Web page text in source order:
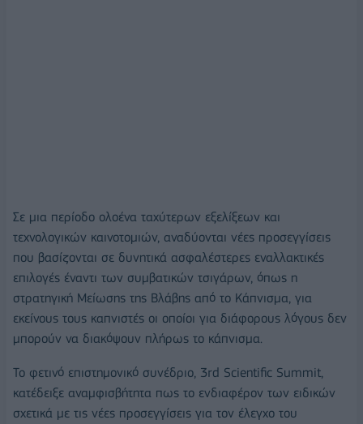
Σε μια περίοδο ολοένα ταχύτερων εξελίξεων και
τεχνολογικών καινοτομιών, αναδύονται νέες προσεγγίσεις
που βασίζονται σε δυνητικά ασφαλέστερες εναλλακτικές
επιλογές έναντι των συμβατικών τσιγάρων, όπως η
στρατηγική Μείωσης της Βλάβης από το Κάπνισμα, για
εκείνους τους καπνιστές οι οποίοι για διάφορους λόγους δεν
μπορούν να διακόψουν πλήρως το κάπνισμα.
Το φετινό επιστημονικό συνέδριο, 3rd Scientific Summit,
κατέδειξε αναμφισβήτητα πως το ενδιαφέρον των ειδικών
σχετικά με τις νέες προσεγγίσεις για τον έλεγχο του